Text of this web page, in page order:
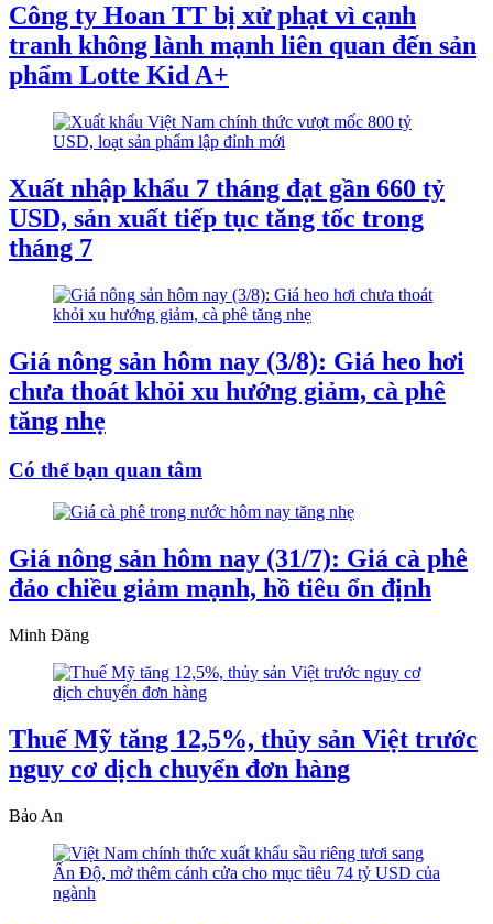
Công ty Hoan TT bị xử phạt vì cạnh
tranh không lành mạnh liên quan đến sản
phẩm Lotte Kid A+
Xuất nhập khẩu 7 tháng đạt gần 660 tỷ
USD, sản xuất tiếp tục tăng tốc trong
tháng 7
Giá nông sản hôm nay (3/8): Giá heo hơi
chưa thoát khỏi xu hướng giảm, cà phê
tăng nhẹ
Có thể bạn quan tâm
Giá nông sản hôm nay (31/7): Giá cà phê
đảo chiều giảm mạnh, hồ tiêu ổn định
Minh Đăng
Thuế Mỹ tăng 12,5%, thủy sản Việt trước
nguy cơ dịch chuyển đơn hàng
Bảo An